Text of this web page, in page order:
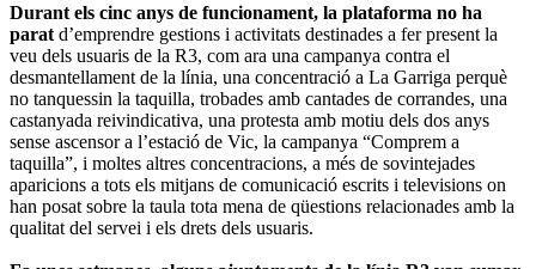
Durant els cinc anys de funcionament, la plataforma no ha
parat d’emprendre gestions i activitats destinades a fer present la
veu dels usuaris de la R3, com ara una campanya contra el
desmantellament de la línia, una concentració a La Garriga perquè
no tanquessin la taquilla, trobades amb cantades de corrandes, una
castanyada reivindicativa, una protesta amb motiu dels dos anys
sense ascensor a l’estació de Vic, la campanya “Comprem a
taquilla”, i moltes altres concentracions, a més de sovintejades
aparicions a tots els mitjans de comunicació escrits i televisions on
han posat sobre la taula tota mena de qüestions relacionades amb la
qualitat del servei i els drets dels usuaris.